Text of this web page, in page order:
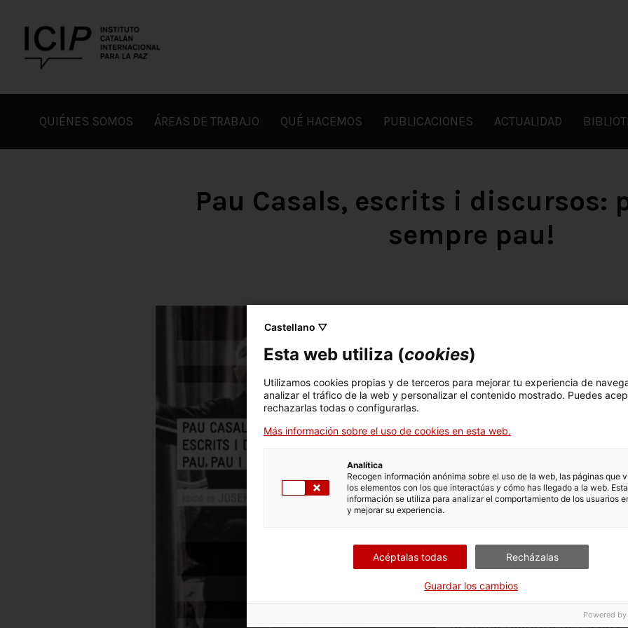
content
ICIP
QUIÉNES SOMOS ÁREAS DE TRABAJO QUÉ HACEMOS PUBLICACIONES ACTUALIDAD
Pau Casals, escrits i discursos:
sempre pau!
Josep M. Figueres (ed.). Pau
pau i sempre pau! Institut
Angle, 2010. Col·lecció
La vida y obra de Pau
categoría de este catalán
músicos más reconocidos
gran conciencia cívica.
selección de sus textos
de las libertades y contra
El historiador Josep Maria
un centenar de cartas,
muestran la trayectoria
Castellano ▽
Esta web utiliza (cookies)
Utilizamos cookies propias y de terceros para mejorar tu experiencia de
analizar el tráfico de la web y personalizar el contenido mostrado. Puedes
rechazarlas todas o configurarlas.
Más información sobre el uso de cookies en esta web.
Analítica
Recogen información anónima sobre el uso de la web, las páginas que
los elementos con los que interactúas y cómo has llegado a la web. Esta
información se utiliza para analizar el comportamiento de los usuarios
y mejorar su experiencia.
Acéptalas todas Recházalas
Guardar los cambios
Powered by